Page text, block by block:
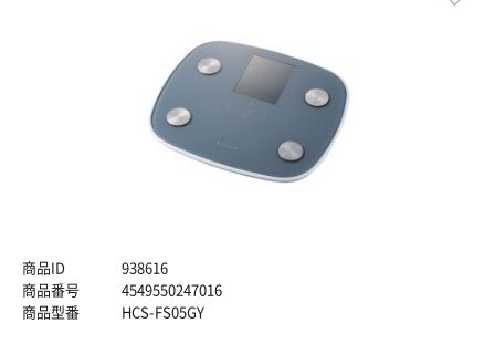
商品ID
938616
商品番号
4549550247016
商品型番
HCS-FS05GY